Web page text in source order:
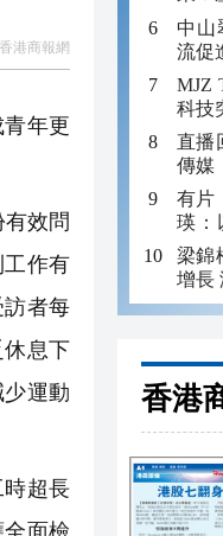
香港商報網
年更
效問
作有
者每
休息下
運動
超長
中山
流促
MJZ
科技
直播
傳媒
有片
瑛：
術新
梁錦
增長
香港